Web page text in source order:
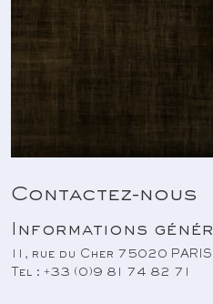
Contactez-nous
Informations
11, rue du Cher 75020 PARIS
Tel : +33 (0)9 81 74 82 71